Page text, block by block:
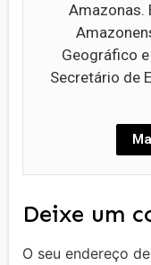
Amazonas.
Geográfico
Secretário de
Deixe um
O seu endereço